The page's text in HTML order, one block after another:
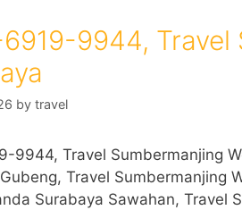
9944, Travel
by travel
9944, Travel Sumbermanjing
Travel Sumbermanjing
Surabaya Sawahan, Travel